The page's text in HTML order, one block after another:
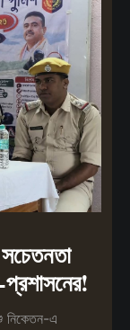
প্রশাসনের!
নিকেতন-এ